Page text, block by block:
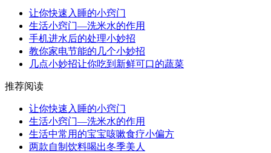
让你快速入睡的小窍门
生活小窍门—洗米水的作用
手机进水后的处理小妙招
教你家电节能的几个小妙招
几点小妙招让你吃到新鲜可口的蔬菜
推荐阅读
让你快速入睡的小窍门
生活小窍门—洗米水的作用
生活中常用的宝宝咳嗽食疗小偏方
两款自制饮料喝出冬季美人